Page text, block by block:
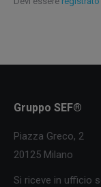
Gruppo SEF®
Piazza Greco, 2
20125 Milano
Si riceve in ufficio